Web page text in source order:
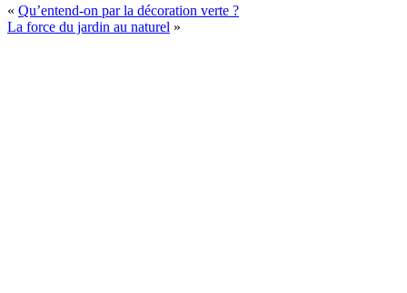
« Qu’entend-on par la décoration verte ?
La force du jardin au naturel »